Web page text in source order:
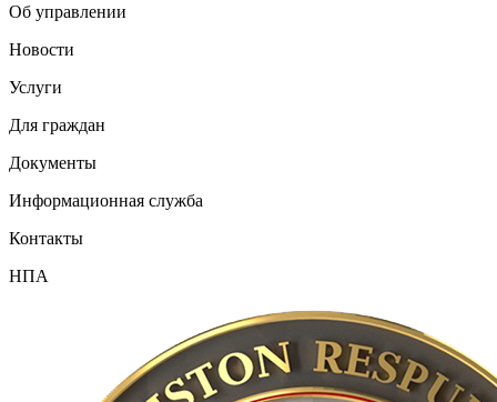
Об управлении
Новости
Услуги
Для граждан
Документы
Информационная служба
Контакты
НПА